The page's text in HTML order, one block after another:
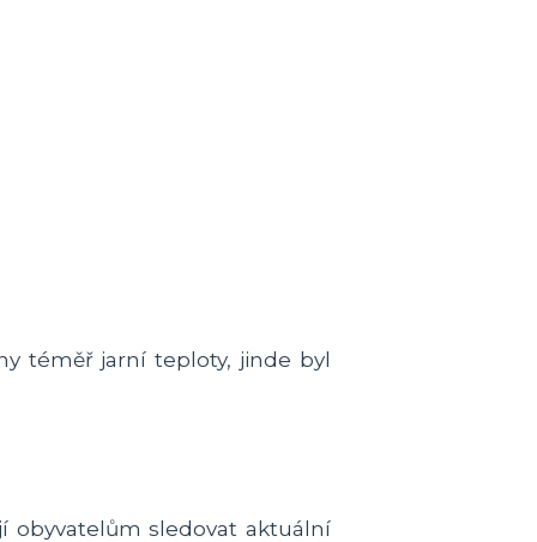
téměř jarní teploty, jinde byl
obyvatelům sledovat aktuální